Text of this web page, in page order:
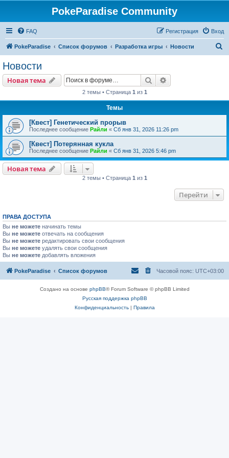
PokeParadise Community
FAQ Вход
Регистрация
PokeParadise Список форумов Разработка игры Новости
Новости
Новая тема Поиск
2 темы • Страница 1 из 1
Темы
[Квест] Генетический прорыв
Последнее сообщение Райли « Сб янв 31, 2026 11:26 pm
[Квест] Потерянная кукла
Последнее сообщение Райли « Сб янв 31, 2026 5:46 pm
Новая тема
2 темы • Страница 1 из 1
Перейти
ПРАВА ДОСТУПА
Вы не можете начинать темы
Вы не можете отвечать на сообщения
Вы не можете редактировать свои сообщения
Вы не можете удалять свои сообщения
Вы не можете добавлять вложения
PokeParadise Список форумов Часовой пояс: UTC+03:00
Создано на основе phpBB® Forum Software © phpBB Limited
Русская поддержка phpBB
Конфиденциальность| Правила